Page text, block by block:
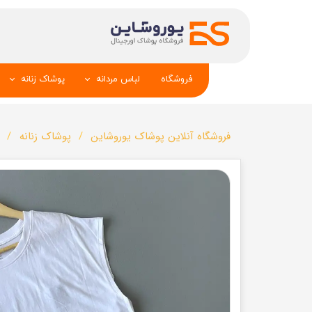
فروشگاه لباس مردانه
تک کت و جلیقه
شلوار
تاپ و شلوارک
کیف و کفش
سویشرت_بلوز_هودی
کاپشن_دستکش_کلاه
پوشاک زنانه
تونیک و
تاپ
تیشرت
شلوار زنانه
لباس زیر زنانه
فروشگاه آنلاین پوشاک یوروشاین پوشاک زنانه